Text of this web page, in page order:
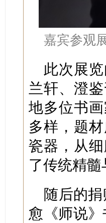
嘉宾参观
此次展
兰轩、澄
地多位书
多样，题
瓷器，从
了传统精髓
随后的
愈《师说